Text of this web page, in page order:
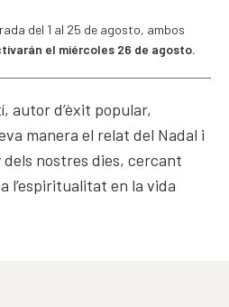
del 1 al 25 de agosto, ambos
el miércoles 26 de agosto.
autor d’èxit popular,
manera el relat del Nadal i
nostres dies, cercant
l’espiritualitat en la vida